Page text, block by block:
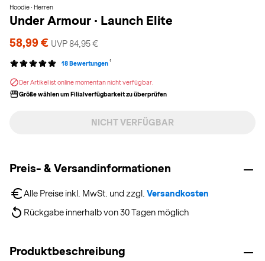
Hoodie · Herren
Under Armour · Launch Elite
58,99 € UVP 84,95 €
18 Bewertungen 1
Der Artikel ist online momentan nicht verfügbar.
Größe wählen um Filialverfügbarkeit zu überprüfen
NICHT VERFÜGBAR
Preis- & Versandinformationen
Alle Preise inkl. MwSt. und zzgl. Versandkosten
Rückgabe innerhalb von 30 Tagen möglich
Produktbeschreibung